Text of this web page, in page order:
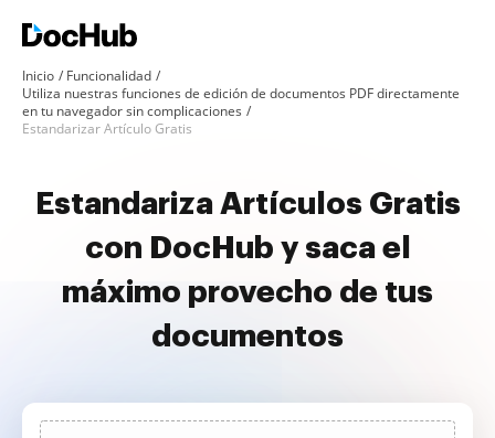
Inicio
Funcionalidad
Utiliza nuestras funciones de edición de documentos PDF directamente
en tu navegador sin complicaciones
Estandarizar Artículo Gratis
Estandariza Artículos Gratis
con DocHub y saca el
máximo provecho de tus
documentos